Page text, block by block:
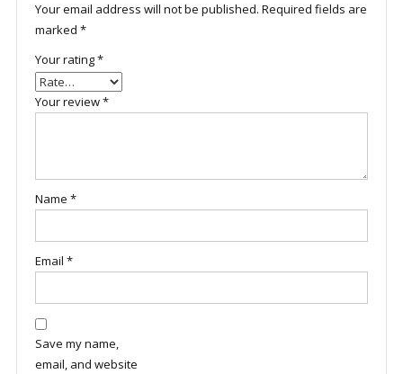
Your email address will not be published. Required fields are
marked *
Your rating*
Your review*
Name *
Email *
Save my name,
email, and website